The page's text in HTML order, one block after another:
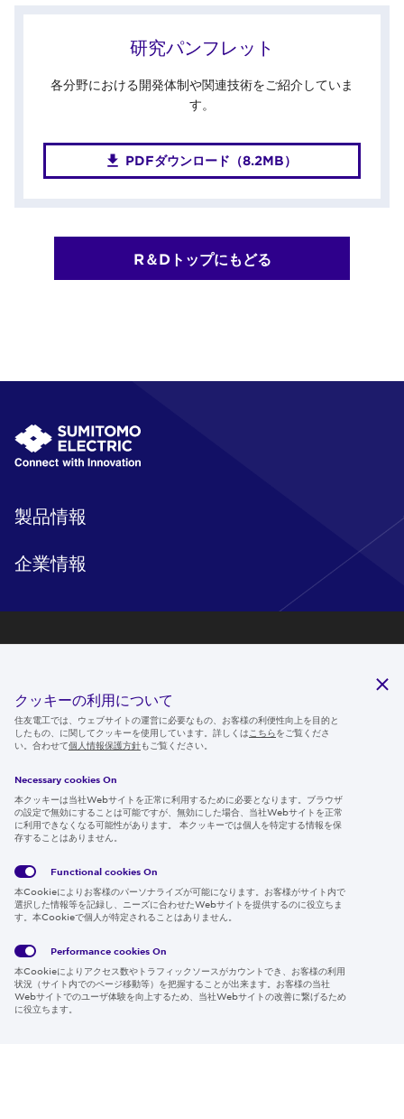
研究パンフレット
各分野における開発体制や関連技術をご紹介していま
す。
PDFダウンロード（8.2MB）
R＆Dトップにもどる
製品情報
企業情報
ニュースルーム
IR情報
採用情報
Global
Policy
サイト
約
Region & Language:
Japan | JP
クッキーの利用について
住友電工では、ウェブサイトの運営に必要なもの、お客様の利便性向上を目的と
したもの、に関してクッキーを使用しています。詳しくは こちらをご覧くださ
い。合わせて個人情報保護方針もご覧ください。
Necessary cookies On
本クッキーは当社Webサイトを正常に利用するために必要となります。ブラウザ
の設定で無効にすることは可能ですが、無効にした場合、当社Webサイトを正常
に利用できなくなる可能性があります。 本クッキーでは個人を特定する情報を保
存することはありません。
Functional cookies On
本Cookieによりお客様のパーソナライズが可能になります。お客様がサイト内で
選択した情報等を記録し、ニーズに合わせたWebサイトを提供するのに役立ちま
す。本Cookieで個人が特定されることはありません。
Performance cookies On
本Cookieによりアクセス数やトラフィックソースがカウントでき、お客様の利用
状況（サイト内でのページ移動等）を把握することが出来ます。お客様の当社
Webサイトでのユーザ体験を向上するため、当社Webサイトの改善に繋げるため
に役立ちます。